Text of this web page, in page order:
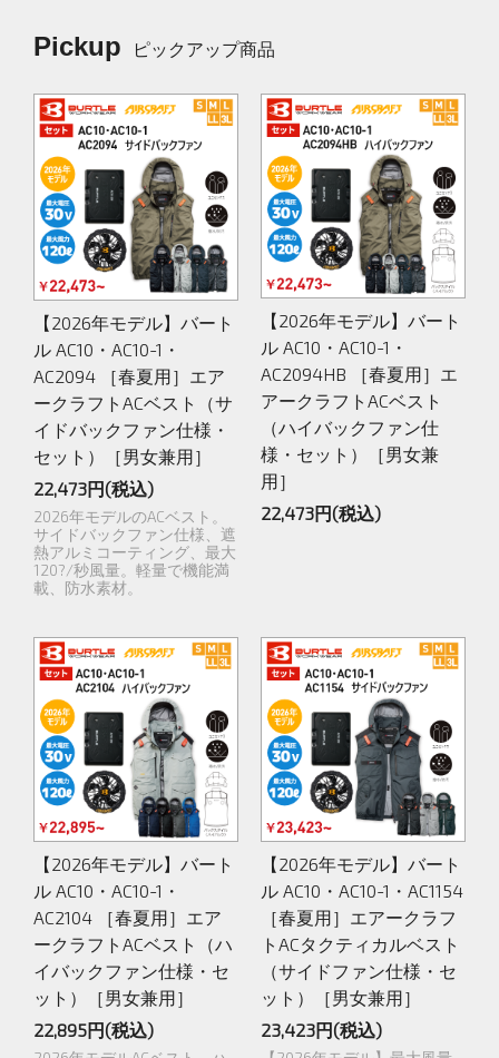
Pickup ピックアップ商品
【2026年モデル】バート
ル AC10・AC10-1・
AC2094 ［春夏用］エア
ークラフトACベスト（サ
イドバックファン仕様・
セット）［男女兼用］
22,473円(税込)
2026年モデルのACベスト。
サイドバックファン仕様、遮
熱アルミコーティング、最大
120?/秒風量。軽量で機能満
載、防水素材。
【2026年モデル】バート
ル AC10・AC10-1・
AC2094HB ［春夏用］エ
アークラフトACベスト
（ハイバックファン仕
様・セット）［男女兼
用］
22,473円(税込)
【2026年モデル】バート
ル AC10・AC10-1・
AC2104 ［春夏用］エア
ークラフトACベスト（ハ
イバックファン仕様・セ
ット）［男女兼用］
22,895円(税込)
【2026年モデル】バート
ル AC10・AC10-1・AC1154
［春夏用］エアークラフ
トACタクティカルベスト
（サイドファン仕様・セ
ット）［男女兼用］
23,423円(税込)